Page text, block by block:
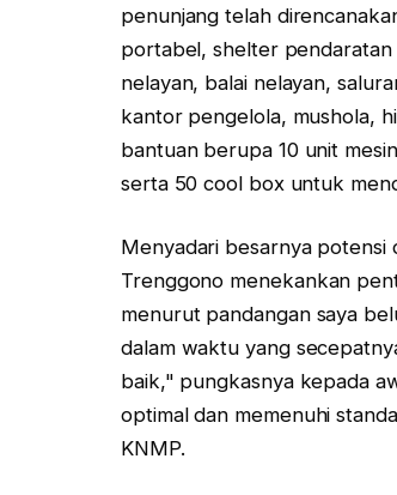
penunjang telah
portabel, shelter
nelayan, balai nelayan,
kantor pengelola, mushola,
bantuan berupa 10 unit
serta 50 cool box untuk
Menyadari besarnya potensi
Trenggono menekankan
menurut pandangan saya
dalam waktu yang
baik," pungkasnya kepada
optimal dan memenuhi
KNMP.